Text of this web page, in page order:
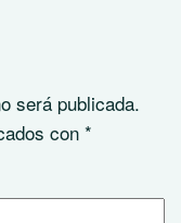
será publicada.
con *